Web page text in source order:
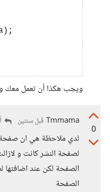
ويجب هكذا أن تعمل معك
0
Tmmama قبل سنتين
لدي ملاحظة هي ان صفحة
لصفحة النشر كانت و
الصفحة لكن عند
الصفحة